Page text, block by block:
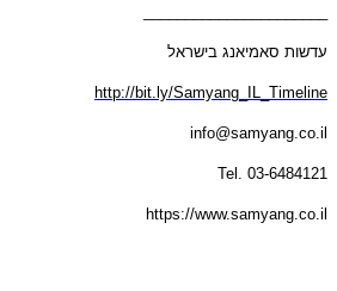
עדשות סאמיאנג בישראל
http://bit.ly/Samyang_IL_Timeline
info@samyang.co.il
Tel. 03-6484121
https://www.samyang.co.il